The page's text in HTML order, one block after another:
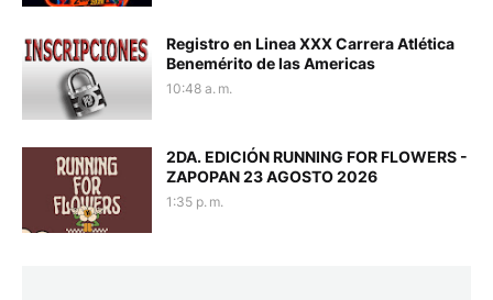
Registro en Linea XXX Carrera Atlética
Benemérito de las Americas
10:48 a. m.
2DA. EDICIÓN RUNNING FOR FLOWERS -
ZAPOPAN 23 AGOSTO 2026
1:35 p. m.